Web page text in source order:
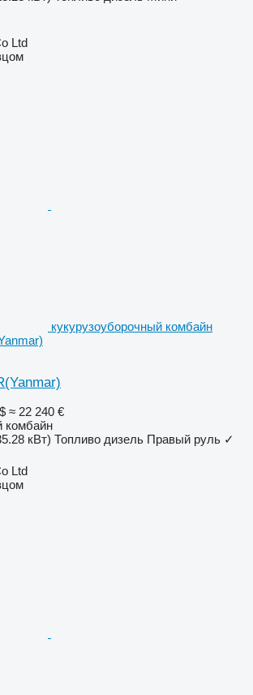
Ltd
кукурузоуборочный комбайн
≈ 22 240 €
комбайн
кВт) Топливо дизель Правый руль ✓
Ltd